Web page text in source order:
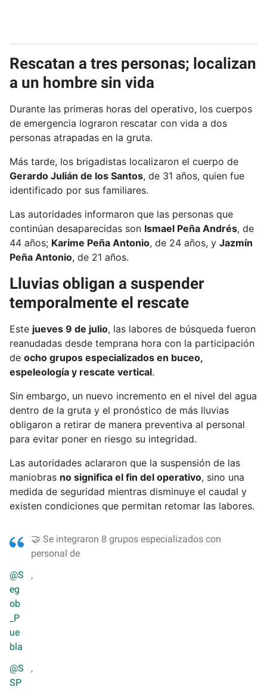
Rescatan a tres personas; localizan
a un hombre sin vida
Durante las primeras horas del operativo, los cuerpos
de emergencia lograron rescatar con vida a dos
personas atrapadas en la gruta.
Más tarde, los brigadistas localizaron el cuerpo de
Gerardo Julián de los Santos, de 31 años, quien fue
identificado por sus familiares.
Las autoridades informaron que las personas que
continúan desaparecidas son Ismael Peña Andrés, de
44 años; Karime Peña Antonio, de 24 años, y Jazmín
Peña Antonio, de 21 años.
Lluvias obligan a suspender
temporalmente el rescate
Este jueves 9 de julio, las labores de búsqueda fueron
reanudadas desde temprana hora con la participación
de ocho grupos especializados en buceo,
espeleología y rescate vertical.
Sin embargo, un nuevo incremento en el nivel del agua
dentro de la gruta y el pronóstico de más lluvias
obligaron a retirar de manera preventiva al personal
para evitar poner en riesgo su integridad.
Las autoridades aclararon que la suspensión de las
maniobras no significa el fin del operativo, sino una
medida de seguridad mientras disminuye el caudal y
existen condiciones que permitan retomar las labores.
🤝 Se integraron 8 grupos especializados con
personal de
@S
eg
ob
_P
ue
bla
,
@S
SP
,